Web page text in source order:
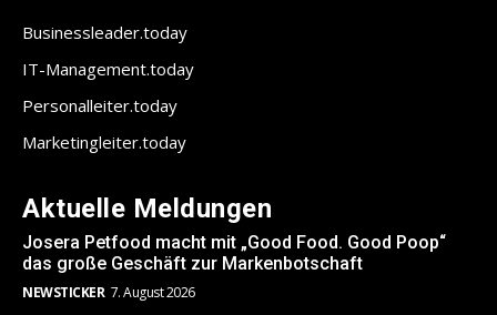
Businessleader.today
IT-Management.today
Personalleiter.today
Marketingleiter.today
Aktuelle Meldungen
Josera Petfood macht mit „Good Food. Good Poop“
das große Geschäft zur Markenbotschaft
NEWSTICKER 7. August 2026